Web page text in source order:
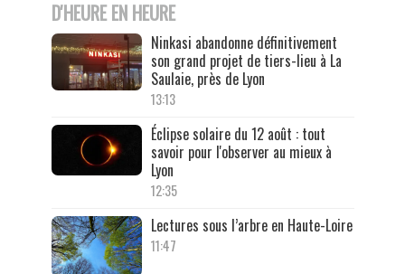
D'HEURE EN HEURE
Ninkasi abandonne définitivement
son grand projet de tiers-lieu à La
Saulaie, près de Lyon
13:13
Éclipse solaire du 12 août : tout
savoir pour l'observer au mieux à
Lyon
12:35
Lectures sous l’arbre en Haute-Loire
11:47